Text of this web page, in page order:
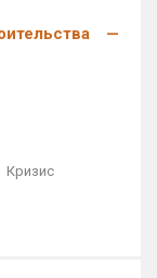
—
Кризис